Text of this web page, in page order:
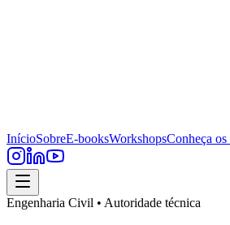
InícioSobreE-booksWorkshopsConheça os
Engenharia Civil • Autoridade técnica